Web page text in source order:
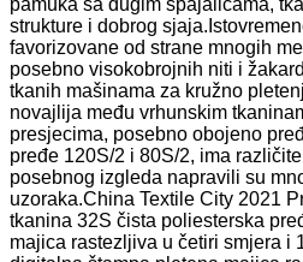
pamuka sa dugim spajalicama,
strukture i dobrog
favorizovane od strane mnogih
posebno visokobrojnih niti i
tkanih mašinama za kružno
novajlija među vrhunskim
presjecima, posebno obojeno
pređe 120S/2 i 80S/2, ima
posebnog izgleda napravili su
uzoraka.China Textile City 2021
tkanina 32S čista poliesterska
majica rastezljiva u četiri smjera i